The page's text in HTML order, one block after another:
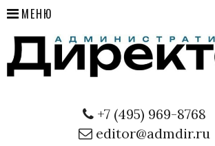
МЕНЮ
+7 (495) 969-8768
editor@admdir.ru